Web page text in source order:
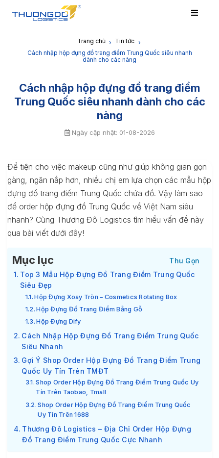
Trang chủ › Tin tức ›
Cách nhập hộp đựng đồ trang điểm Trung Quốc siêu nhanh
dành cho các nàng
Cách nhập hộp đựng đồ trang điểm
Trung Quốc siêu nhanh dành cho các
nàng
Ngày cập nhật: 01-08-2026
Để tiện cho việc makeup cũng như giúp không gian gọn
gàng, ngăn nắp hơn, nhiều chị em lựa chọn các mẫu hộp
đựng đồ trang điểm Trung Quốc chứa đồ. Vậy làm sao
để order hộp đựng đồ Trung Quốc về Việt Nam siêu
nhanh? Cùng Thương Đô Logistics tìm hiểu vấn đề này
qua bài viết dưới đây!
Mục lục
Top 3 Mẫu Hộp Đựng Đồ Trang Điểm Trung Quốc
Siêu Đẹp
Hộp Đựng Xoay Tròn – Cosmetics Rotating Box
Hộp Đựng Đồ Trang Điểm Bằng Gỗ
Hộp Đựng Dify
Cách Nhập Hộp Đựng Đồ Trang Điểm Trung Quốc
Siêu Nhanh
Gợi Ý Shop Order Hộp Đựng Đồ Trang Điểm Trung
Quốc Uy Tín Trên TMĐT
Shop Order Hộp Đựng Đồ Trang Điểm Trung Quốc Uy
Tín Trên Taobao, Tmall
Shop Order Hộp Đựng Đồ Trang Điểm Trung Quốc
Uy Tín Trên 1688
Thương Đô Logistics – Địa Chỉ Order Hộp Đựng
Đồ Trang Điểm Trung Quốc Cực Nhanh